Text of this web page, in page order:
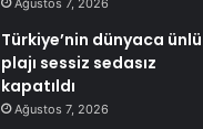
Ağustos 7, 2026
Türkiye’nin dünyaca ünlü
plajı sessiz sedasız
kapatıldı
Ağustos 7, 2026